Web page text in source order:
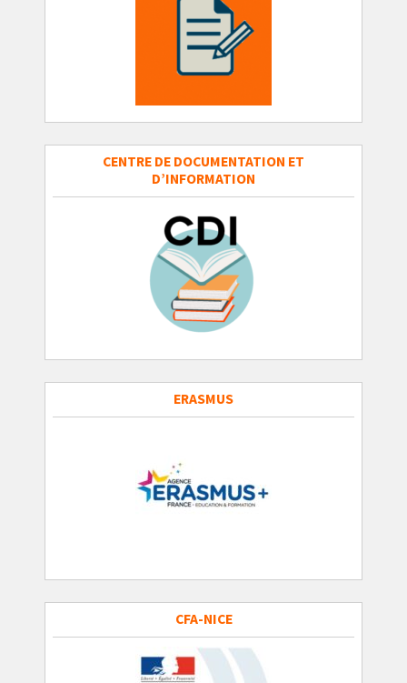
CENTRE DE DOCUMENTATION ET
D’INFORMATION
ERASMUS
CFA-NICE